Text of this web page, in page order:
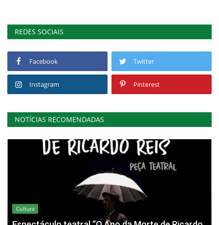
REDES SOCIAIS
Facebook Twitter
Instagram Pinterest
NOTÍCIAS RECOMENDADAS
Cultura